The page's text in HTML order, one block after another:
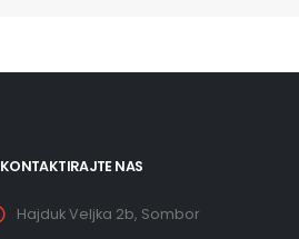
KONTAKTIRAJTE NAS
Hajduk Veljka 2b, Sombor